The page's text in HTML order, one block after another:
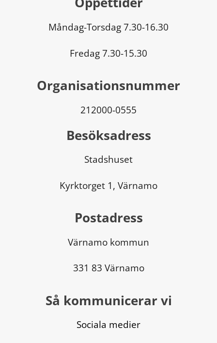
Måndag-Torsdag 7.30-16.30
Fredag 7.30-15.30
Organisationsnummer
212000-0555
Besöksadress
Stadshuset
Kyrktorget 1, Värnamo
Postadress
Värnamo kommun
331 83 Värnamo
Så kommunicerar vi
Sociala medier